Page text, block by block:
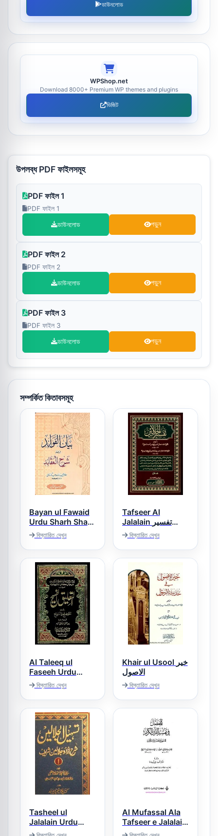
ডাউনলোড
WPShop.net
Download 8000+ Premium WP themes and plugins
ভিজিট
উপলব্ধ PDF ফাইলসমূহ
PDF ফাইল 1
PDF ফাইল 1
ডাউনলোড পড়ুন
PDF ফাইল 2
PDF ফাইল 2
ডাউনলোড পড়ুন
PDF ফাইল 3
PDF ফাইল 3
ডাউনলোড পড়ুন
সম্পর্কিত কিতাবসমূহ
Bayan ul Fawaid
Urdu Sharh Sharh
ul Aqaid بیان
الفوائد اردو شرح
شرح العقائد
বিস্তারিত দেখুন
Tafseer Al
Jalalain تفسیر
الجلالین
বিস্তারিত দেখুন
Al Taleeq ul
Faseeh Urdu
Sharh Al Taozeeh
Wat Talweeh
التعلیق الفسیح اردو
شرح التوضیح و
التلویح
বিস্তারিত দেখুন
Khair ul Usool خیر
الاصول
বিস্তারিত দেখুন
Tasheel ul
Jalalain Urdu
Sharh Jalalain
Al Mufassal Ala
Tafseer e Jalalain
(Arabic) المفصل